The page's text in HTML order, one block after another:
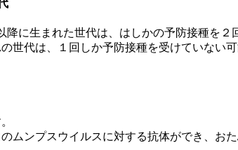
に生まれた世代は、はしかの予防接種を
世代は、１回しか予防接種を受けていない
ムンプスウイルスに対する抗体ができ、お